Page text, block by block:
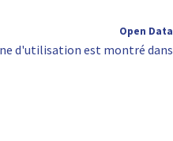
Open Data
d'utilisation est montré dans